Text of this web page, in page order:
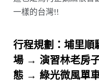
一樣的台灣!!
行程規劃：埔里
場 → 演習林老房
態 → 綠光微風單